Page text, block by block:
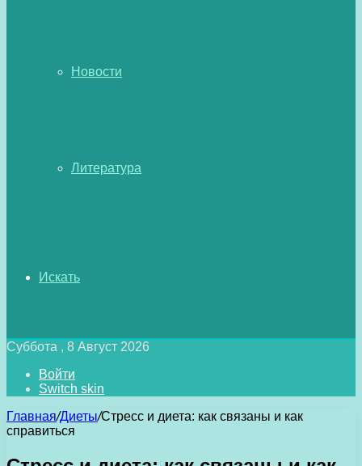
Новости
Литература
Искать
Суббота , 8 Август 2026
Войти
Switch skin
Главная/Диеты/Стресс и диета: как связаны и как
справиться